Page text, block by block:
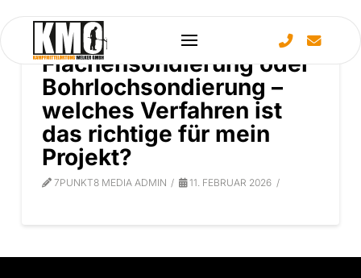
Flächensondierung oder
Bohrlochsondierung –
welches Verfahren ist
das richtige für mein
Projekt?
7PUNKT8 MEDIA ADMIN 11. FEBRUAR 2026